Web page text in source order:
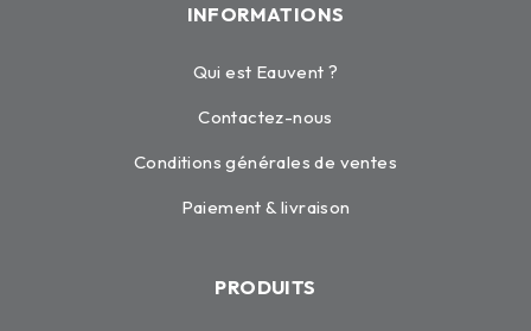
INFORMATIONS
Qui est Eauvent ?
Contactez-nous
Conditions générales de ventes
Paiement & livraison
PRODUITS